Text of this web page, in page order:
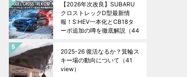
【2026年次改良】SUBARU
クロストレックD型最新情
報！S:HEV一本化とCB18タ
ーボ追加の噂を徹底解説 （44
2025-26 復活なるか？箕輪ス
キー場の動向について （41
view）